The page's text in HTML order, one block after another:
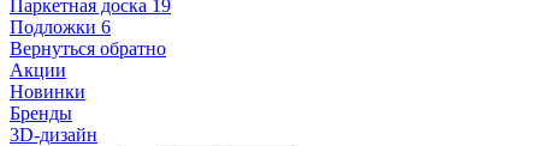
Паркетная доска 19
Подложки 6
Вернуться обратно
Акции
Новинки
Бренды
3D-дизайн